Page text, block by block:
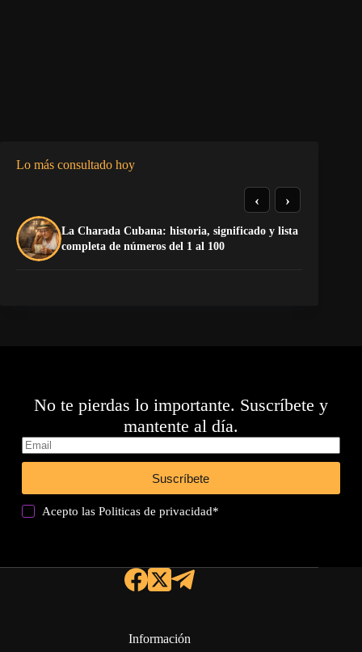
Lo más consultado hoy
La Charada Cubana: historia, significado y lista
completa de números del 1 al 100
‹ ›
No te pierdas lo importante. Suscríbete y
mantente al día.
Suscríbete
Acepto lasPoliticas de privacidad*
Información